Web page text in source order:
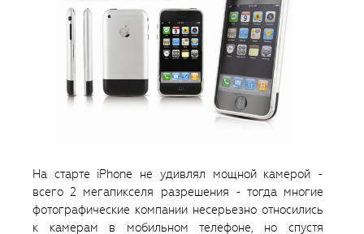
На старте iPhone не удивлял мощной камерой -
всего 2 мегапикселя разрешения - тогда многие
фотографические компании несерьезно относились
к камерам в мобильном телефоне, но спустя